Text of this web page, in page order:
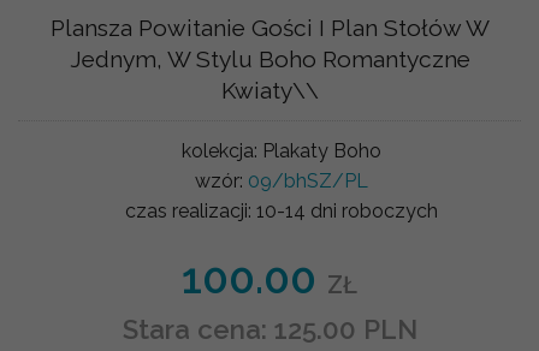
Plansza Powitanie Gości I Plan Stołów W
Jednym, W Stylu Boho Romantyczne
Kwiaty\\
kolekcja: Plakaty Boho
wzór: 09/bhSZ/PL
czas realizacji: 10-14 dni roboczych
100.00 ZŁ
Stara cena: 125.00 PLN